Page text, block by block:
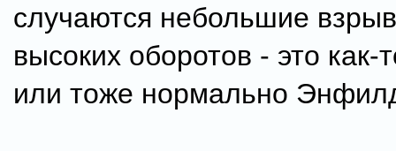
случаются небольшие
высоких оборотов - это как-
или тоже нормально